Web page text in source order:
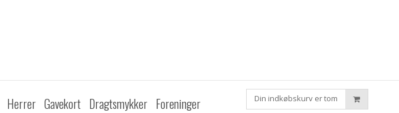
Herrer Gavekort Dragtsmykker Foreninger
Din indkøbskurv er tom